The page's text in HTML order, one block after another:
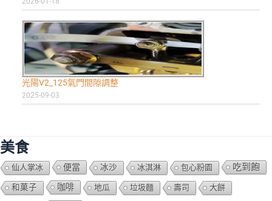
光陽V2_125氣門間隙調整
2025-09-03
美食
仙人掌冰 便當 冰沙 冰淇淋 包心粉園 吃到飽
和菓子 咖啡 地瓜 垃圾麵 壽司 大餅